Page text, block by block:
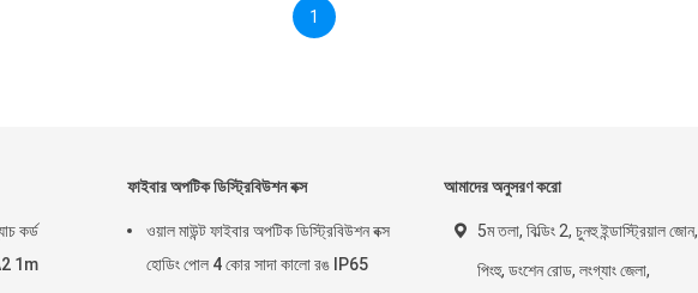
1
কর্ড
1m
ফাইবার অপটিক ডিস্ট্রিবিউশন বক্স
ওয়াল মাউন্ট ফাইবার অপটিক ডিস্ট্রিবিউশন বক্স
হোডিং পোল 4 কোর সাদা কালো রঙ IP65
আমাদের অনুসরণ করো
5ম তলা, বিল্ডিং 2, চুনহু ইন্ডাস্ট্রিয়াল জোন,
পিংহু, ডংশেন রোড, লংগ্যাং জেলা,